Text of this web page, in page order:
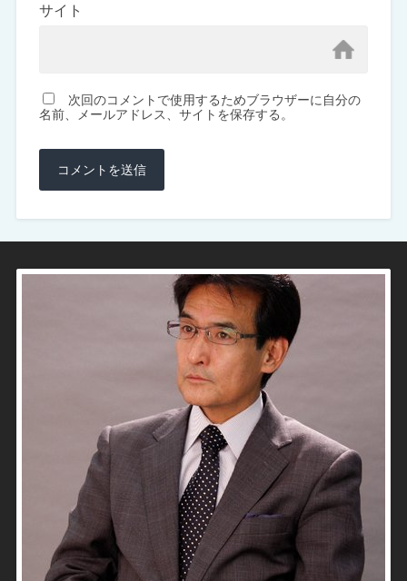
サイト
次回のコメントで使用するためブラウザーに自分の
名前、メールアドレス、サイトを保存する。